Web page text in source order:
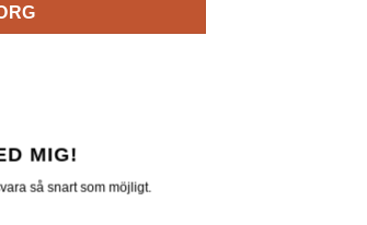
MIG!
så snart som möjligt.